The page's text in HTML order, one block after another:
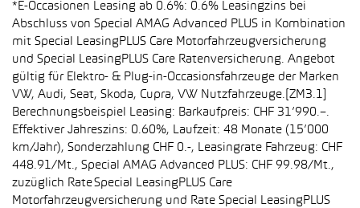
*E-Occasionen Leasing ab 0.6%: 0.6% Leasingzins bei
Abschluss von Special AMAG Advanced PLUS in Kombination
mit Special LeasingPLUS Care Motorfahrzeugversicherung
und Special LeasingPLUS Care Ratenversicherung. Angebot
gültig für Elektro- & Plug-in-Occasionsfahrzeuge der Marken
VW, Audi, Seat, Skoda, Cupra, VW Nutzfahrzeuge.[ZM3.1]
Berechnungsbeispiel Leasing: Barkaufpreis: CHF 31’990.–.
Effektiver Jahreszins: 0.60%, Laufzeit: 48 Monate (15’000
km/Jahr), Sonderzahlung CHF 0.-, Leasingrate Fahrzeug: CHF
448.91/Mt., Special AMAG Advanced PLUS: CHF 99.98/Mt.,
zuzüglich Rate Special LeasingPLUS Care
Motorfahrzeugversicherung und Rate Special LeasingPLUS